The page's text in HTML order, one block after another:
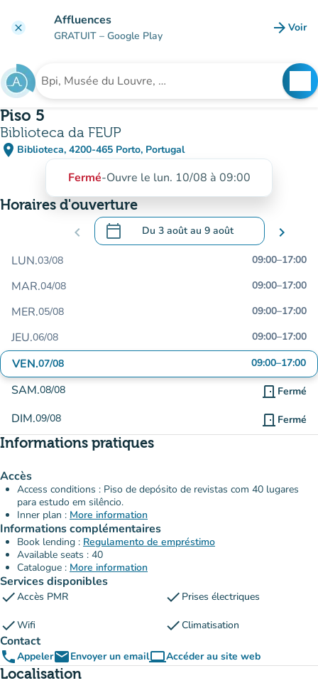
clear Affluences
GRATUIT – Google Play arrow_forward Voir
Rechercher un établissement
Piso 5
Biblioteca da FEUP
place Biblioteca, 4200-465 Porto, Portugal
(ouvrir dans Google Maps)
(nouvel onglet)
Fermé-Ouvre le lun. 10/08 à 09:00
Horaires d'ouverture
chevron_left calendar_today Du 3 aoûtau 9 août
.Ouvrir le calendrier pour changer de
chevron_right
LUN.03/08 09:00–17:00
MAR.04/08 09:00–17:00
MER.05/08 09:00–17:00
JEU.06/08 09:00–17:00
VEN.07/08 09:00–17:00
SAM.08/08 door_front Fermé
DIM.09/08 door_front Fermé
Informations pratiques
Accès
Access conditions : Piso de depósito de revistas com 40 lugares
para estudo em silêncio.
Inner plan : More information
Informations complémentaires
Book lending : Regulamento de empréstimo
Available seats : 40
Catalogue : More information
Services disponibles
checkAccès PMR check Prises électriques
checkWifi checkClimatisation
Contact
phoneAppeleremailEnvoyer un emailcomputerAccéder au site web
(nouvel onglet)
Localisation